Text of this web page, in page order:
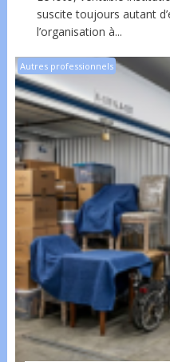
suscite toujours autant
l’organisation à...
Autres professionnels